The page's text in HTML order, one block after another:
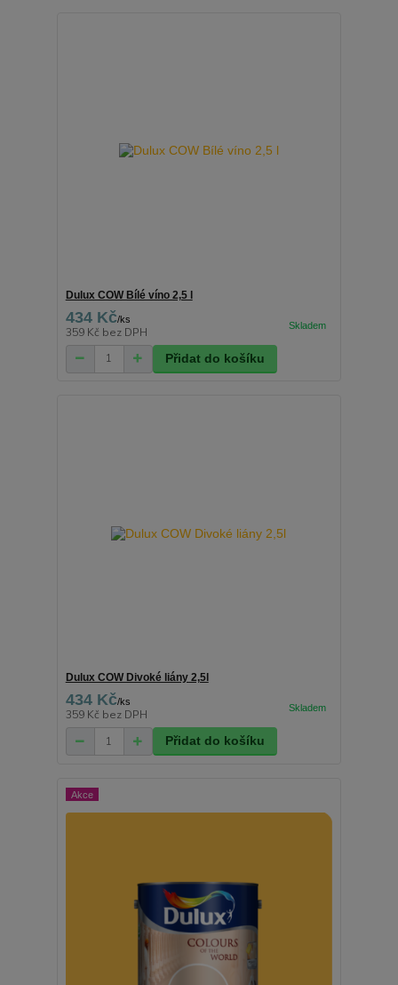
Dulux COW Bílé víno 2,5 l
434 Kč/ks
359 Kč bez DPH
Přidat do košíku
Dulux COW Divoké liány 2,5l
434 Kč/ks
359 Kč bez DPH
Přidat do košíku
Akce